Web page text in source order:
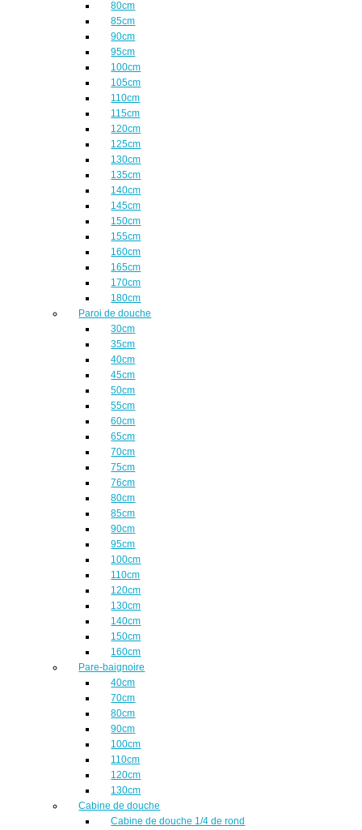
80cm
85cm
90cm
95cm
100cm
105cm
110cm
115cm
120cm
125cm
130cm
135cm
140cm
145cm
150cm
155cm
160cm
165cm
170cm
180cm
Paroi de douche
30cm
35cm
40cm
45cm
50cm
55cm
60cm
65cm
70cm
75cm
76cm
80cm
85cm
90cm
95cm
100cm
110cm
120cm
130cm
140cm
150cm
160cm
Pare-baignoire
40cm
70cm
80cm
90cm
100cm
110cm
120cm
130cm
Cabine de douche
Cabine de douche 1/4 de rond